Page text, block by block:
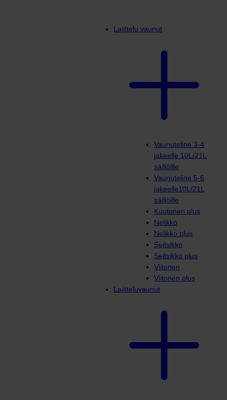
Lajittelu vaunut
Vaunuteline 3-4
jakeelle 10L/21L
säiliöille
Vaunuteline 5-6
jakeelle10L/21L
säiliöille
Kuutonen plus
Nelikko
Nelikko plus
Seitsikko
Seitsikko plus
Viitonen
Viitonen plus
Lajitteluvaunut